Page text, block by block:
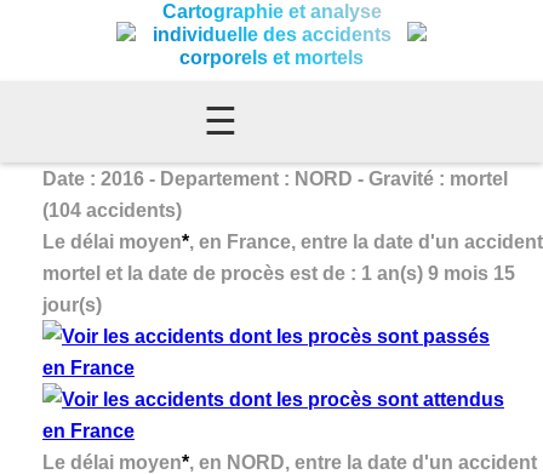
Cartographie et analyse
individuelle des accidents
corporels et mortels
☰
Date : 2016 - Departement : NORD - Gravité : mortel
(104 accidents)
Le délai moyen*, en France, entre la date d'un accident
mortel et la date de procès est de : 1 an(s) 9 mois 15
jour(s)
Le délai moyen*, en NORD, entre la date d'un accident